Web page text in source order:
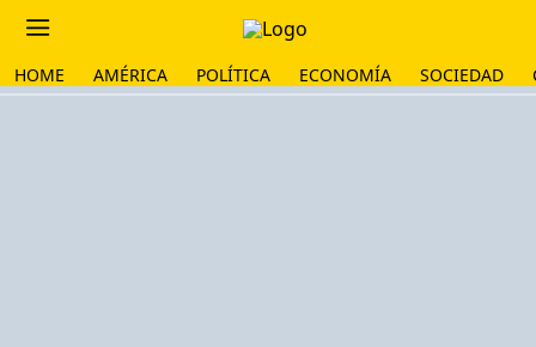
HOME AMÉRICA POLÍTICA ECONOMÍA SOCIEDAD